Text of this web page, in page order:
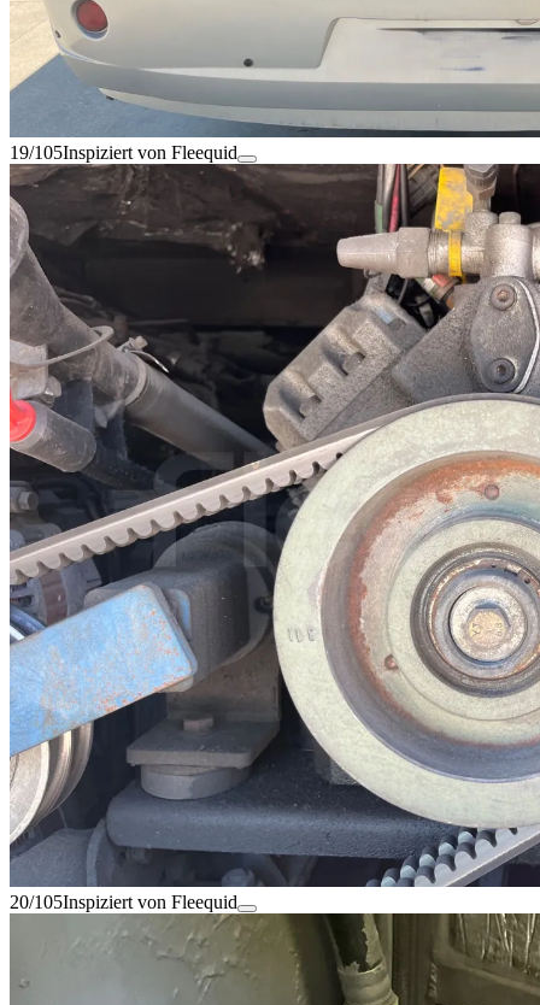
19/105Inspiziert von Fleequid
20/105Inspiziert von Fleequid